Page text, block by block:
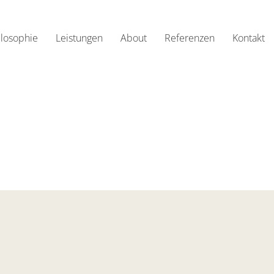
Leistungen About Referenzen Kontakt